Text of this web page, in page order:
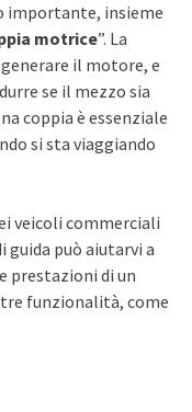
importante, insieme
motrice”. La
il motore, e
se il mezzo sia
coppia è essenziale
si sta viaggiando
veicoli commerciali
guida può aiutarvi a
prestazioni di un
funzionalità, come